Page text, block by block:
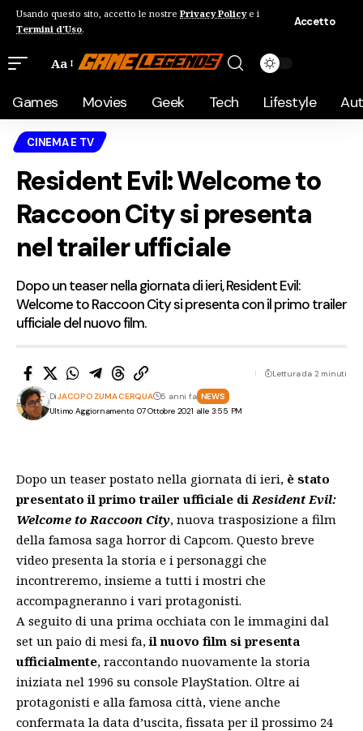
Usando questo sito, accetto le nostre Privacy Policye i
Termini d'Uso.
Accetto
Aa
Games Movies Geek Tech Lifestyle
CINEMA E TV
Resident Evil: Welcome to
Raccoon City si presenta
nel trailer ufficiale
Dopo un teaser nella giornata di ieri, Resident Evil:
Welcome to Raccoon City si presenta con il primo trailer
ufficiale del nuovo film.
Ultimo Aggiornamento: 07 Ottobre 2021 alle 3:55 PM
DiJACOPO ZUMA CERQUA 5 anni fa NEWS
Lettura da 2 minuti
Dopo un teaser postato nella giornata di ieri, è stato
presentato il primo trailer ufficiale diResident Evil:
Welcome to Raccoon City, nuova trasposizione a film
della famosa saga horror di Capcom. Questo breve
video presenta la storia e i personaggi che
incontreremo, insieme a tutti i mostri che
accompagneranno i vari protagonisti.
A seguito di una prima occhiata con le immagini dal
set un paio di mesi fa,il nuovo film si presenta
ufficialmente, raccontando nuovamente la storia
iniziata nel 1996 su console PlayStation. Oltre ai
protagonisti e alla famosa città, viene anche
confermata la data d’uscita, fissata per il prossimo 24